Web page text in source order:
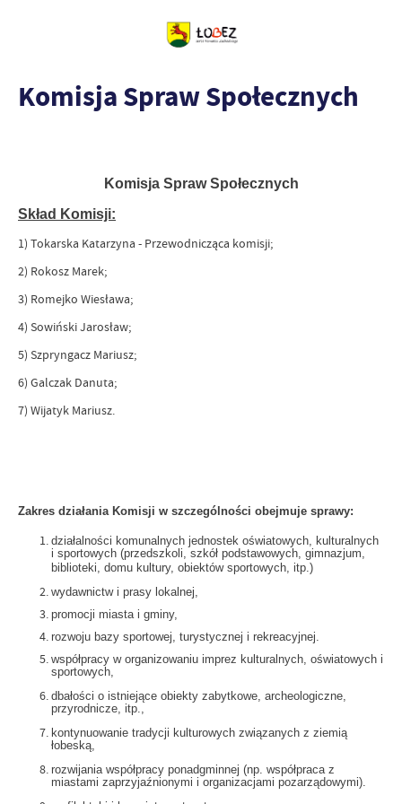
Komisja Spraw Społecznych
Komisja Spraw Społecznych
Skład Komisji:
1) Tokarska Katarzyna - Przewodnicząca komisji;
2) Rokosz Marek;
3) Romejko Wiesława;
4) Sowiński Jarosław;
5) Szpryngacz Mariusz;
6) Galczak Danuta;
7) Wijatyk Mariusz.
Zakres działania Komisji w szczególności obejmuje sprawy:
działalności komunalnych jednostek oświatowych, kulturalnych
i sportowych (przedszkoli, szkół podstawowych, gimnazjum,
biblioteki, domu kultury, obiektów sportowych, itp.)
wydawnictw i prasy lokalnej,
promocji miasta i gminy,
rozwoju bazy sportowej, turystycznej i rekreacyjnej.
współpracy w organizowaniu imprez kulturalnych, oświatowych i
sportowych,
dbałości o istniejące obiekty zabytkowe, archeologiczne,
przyrodnicze, itp.,
kontynuowanie tradycji kulturowych związanych z ziemią
łobeską,
rozwijania współpracy ponadgminnej (np. współpraca z
miastami zaprzyjaźnionymi i organizacjami pozarządowymi).